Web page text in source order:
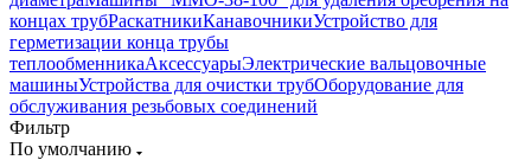
концах трубРаскатникиКанавочникиУстройство для
герметизации конца трубы
теплообменникаАксессуарыЭлектрические вальцовочные
машиныУстройства для очистки трубОборудование для
обслуживания резьбовых соединений
Фильтр
По умолчанию